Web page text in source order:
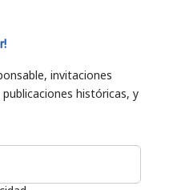
invitaciones
históricas, y